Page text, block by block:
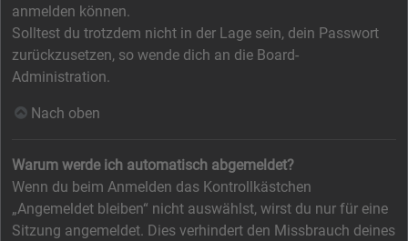
anmelden können.
Solltest du trotzdem nicht in der Lage sein, dein Passwort
zurückzusetzen, so wende dich an die Board-
Administration.
Nach oben
Warum werde ich automatisch abgemeldet?
Wenn du beim Anmelden das Kontrollkästchen
„Angemeldet bleiben“ nicht auswählst, wirst du nur für eine
Sitzung angemeldet. Dies verhindert den Missbrauch deines